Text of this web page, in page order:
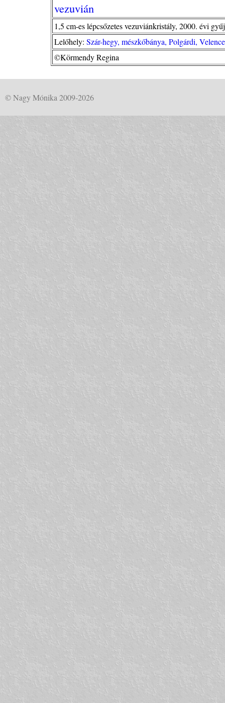
vezuvián
1,5 cm-es lépcsőzetes vezuviánkristály, 2000. évi
Lelőhely: Szár-hegy, mészkőbánya, Polgárdi,
©Körmendy Regina
© Nagy Mónika 2009-2026